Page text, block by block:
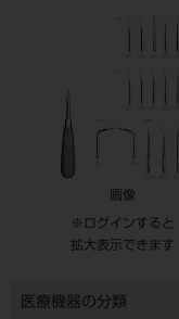
画像
※ログインすると
拡大表示できます
医療機器の分類